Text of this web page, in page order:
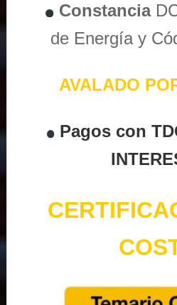
Constancia
de Energía y
AVALADO
Pagos con